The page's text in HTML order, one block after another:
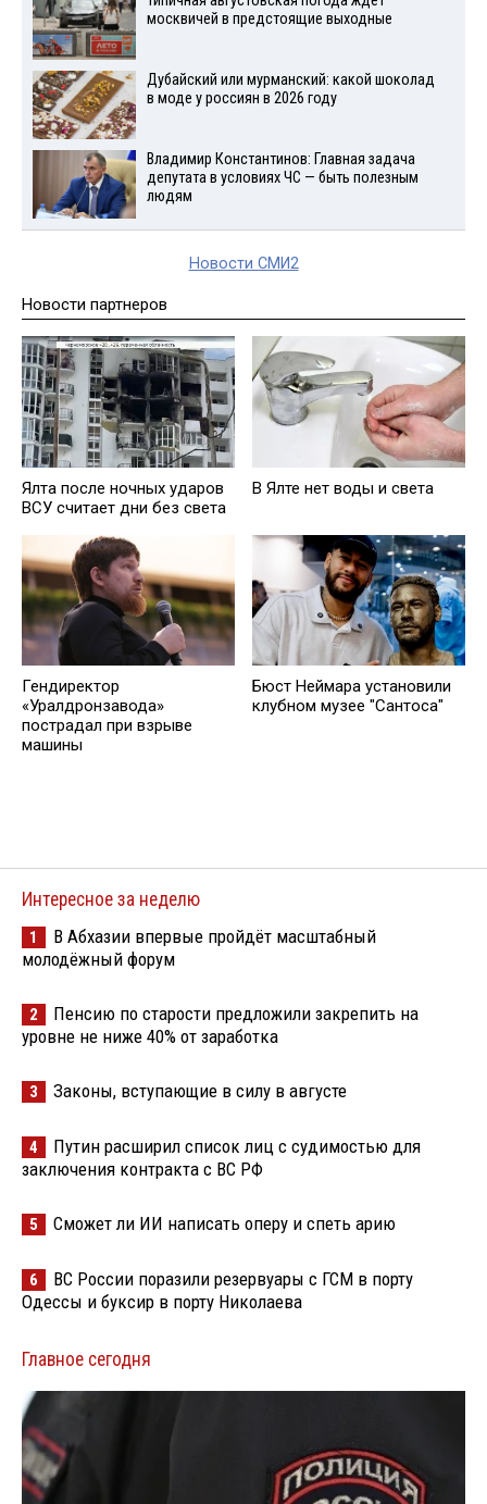
москвичей в предстоящие выходные
Дубайский или мурманский: какой шоколад
в моде у россиян в 2026 году
Владимир Константинов: Главная задача
депутата в условиях ЧС — быть полезным
людям
Новости СМИ2
Новости партнеров
Ялта после ночных ударов
ВСУ считает дни без света
В Ялте нет воды и света
Гендиректор
«Уралдронзавода»
пострадал при взрыве
машины
Бюст Неймара установили
клубном музее "Сантоса"
Интересное за неделю
1
В Абхазии впервые пройдёт масштабный
молодёжный форум
2
Пенсию по старости предложили закрепить на
уровне не ниже 40% от заработка
3 Законы, вступающие в силу в августе
4
Путин расширил список лиц с судимостью для
заключения контракта с ВС РФ
5 Сможет ли ИИ написать оперу и спеть арию
6
ВС России поразили резервуары с ГСМ в порту
Одессы и буксир в порту Николаева
Главное сегодня